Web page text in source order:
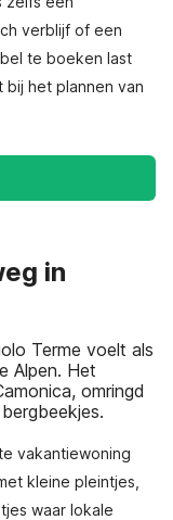
verblijf of een
te boeken last
het plannen van
in
Terme voelt als
Alpen. Het
omringd
vakantiewoning
kleine pleintjes,
waar lokale